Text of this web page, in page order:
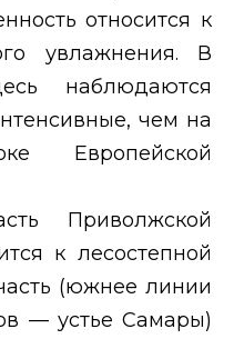
относится к
увлажнения. В
наблюдаются
чем на
Европейской
Приволжской
к лесостепной
(южнее линии
— устье Самары)